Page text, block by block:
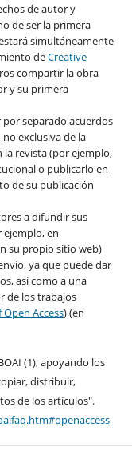
de autor y
de ser la primera
simultáneamente
deCreative
compartir la obra
y su primera
separado acuerdos
exclusiva de la
la revista (por ejemplo,
o publicarlo en
de su publicación
a difundir sus
en
su propio sitio web)
ya que puede dar
así como a una
de los trabajos
Access) (en
(1), apoyando los
distribuir,
de los artículos".